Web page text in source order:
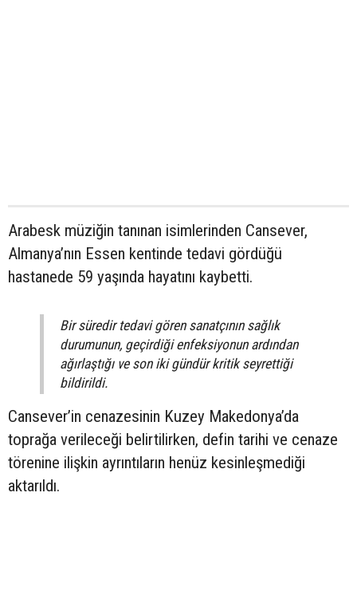
Arabesk müziğin tanınan isimlerinden Cansever,
Almanya’nın Essen kentinde tedavi gördüğü
hastanede 59 yaşında hayatını kaybetti.
Bir süredir tedavi gören sanatçının sağlık
durumunun, geçirdiği enfeksiyonun ardından
ağırlaştığı ve son iki gündür kritik seyrettiği
bildirildi.
Cansever’in cenazesinin Kuzey Makedonya’da
toprağa verileceği belirtilirken, defin tarihi ve cenaze
törenine ilişkin ayrıntıların henüz kesinleşmediği
aktarıldı.